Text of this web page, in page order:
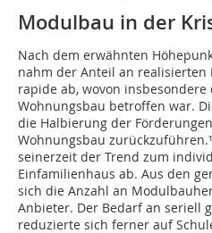
Modulbau in der
Nach dem erwähnten
nahm der Anteil an realisierten
rapide ab, wovon
Wohnungsbau betroffen war.
die Halbierung der
Wohnungsbau
seinerzeit der Trend zum
Einfamilienhaus ab. Aus den
sich die Anzahl an
Anbieter. Der Bedarf an seriell
reduzierte sich ferner auf